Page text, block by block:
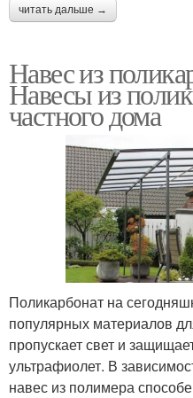
читать дальше →
Навес из
Навесы из
частного дома
Поликарбонат на
популярных материалов
пропускает свет и
ультрафиолет. В
навес из полимера